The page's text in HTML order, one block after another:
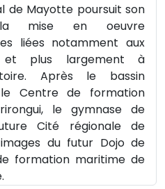
de Mayotte poursuit son
la mise en oeuvre
liées notamment aux
plus largement à
Après le bassin
Centre de formation
le gymnase de
Cité régionale de
du futur Dojo de
formation maritime de